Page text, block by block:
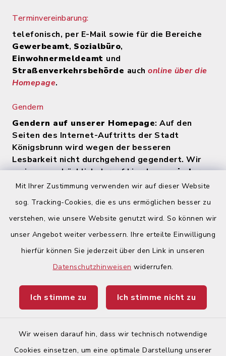
Mit Ihrer Zustimmung verwenden wir auf dieser Website
sog. Tracking-Cookies, die es uns ermöglichen besser zu
verstehen, wie unsere Website genutzt wird. So können wir
unser Angebot weiter verbessern. Ihre erteilte Einwilligung
hierfür können Sie jederzeit über den Link in unseren
Datenschutzhinweisen widerrufen.
Ich stimme zu Ich stimme nicht zu
Wir weisen darauf hin, dass wir technisch notwendige
Cookies einsetzen, um eine optimale Darstellung unserer
Terminvereinbarung:
telefonisch, per E-Mail sowie für die Bereiche
Gewerbeamt, Sozialbüro,
Einwohnermeldeamt und
Straßenverkehrsbehörde auch online über die
Homepage.
Gendern
Gendern auf unserer Homepage: Auf den
Seiten des Internet-Auftritts der Stadt
Königsbrunn wird wegen der besseren
Lesbarkeit nicht durchgehend gegendert. Wir
weisen ausdrücklich darauf hin, dasszu jeder
Zeit alle Geschlechter (m/w/d) angesprochen
Quicklinks
Begegnungsland Lech-Wertach
Ticketportal